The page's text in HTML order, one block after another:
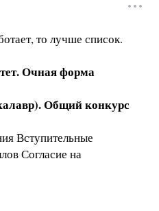
то лучше список.
Очная форма
Общий конкурс
Вступительные
Согласие на